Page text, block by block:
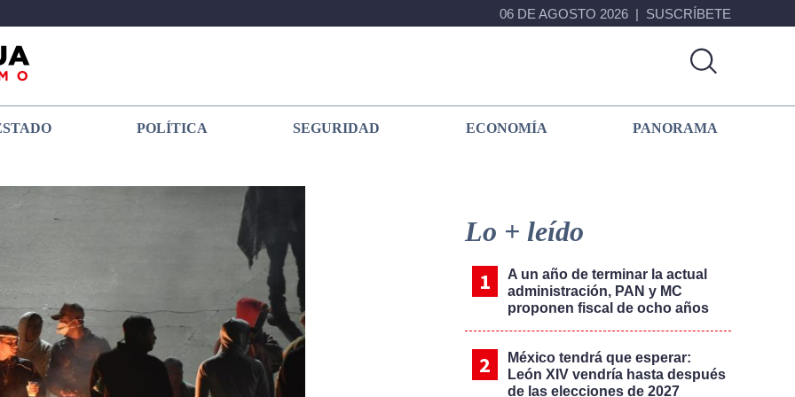
06 DE AGOSTO 2026 SUSCRÍBETE
POLÍTICA SEGURIDAD ECONOMÍA PANORAMA
Sidebar
Lo + leído
A un año de terminar la actual
administración, PAN y MC
proponen fiscal de ocho años
México tendrá que esperar:
León XIV vendría hasta después
de las elecciones de 2027